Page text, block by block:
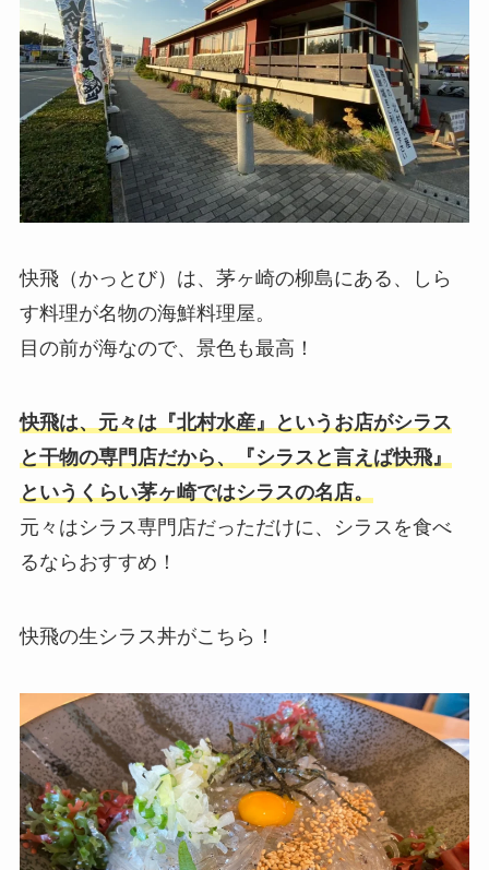
快飛（かっとび）は、茅ヶ崎の柳島にある、しら
す料理が名物の海鮮料理屋。
目の前が海なので、景色も最高！
快飛は、元々は『北村水産』というお店がシラス
と干物の専門店だから、『シラスと言えば快飛』
というくらい茅ヶ崎ではシラスの名店。
元々はシラス専門店だっただけに、シラスを食べ
るならおすすめ！
快飛の生シラス丼がこちら！